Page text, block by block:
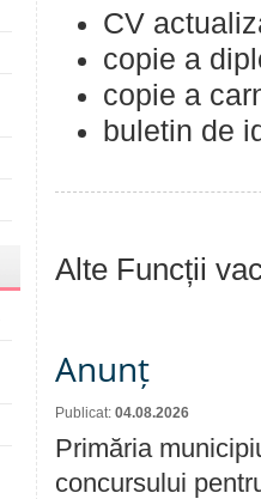
CV
copie a
copie a
buletin de
Alte Funcții
Anunț
Publicat: 04.08.2026
Primăria
concursului